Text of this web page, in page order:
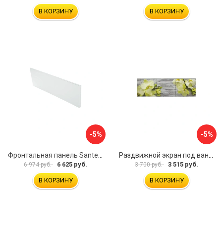
В КОРЗИНУ В КОРЗИНУ
-5%
6 974 руб. 6 625 руб.
В КОРЗИНУ
-5%
3 700 руб. 3 515 руб.
В КОРЗИНУ